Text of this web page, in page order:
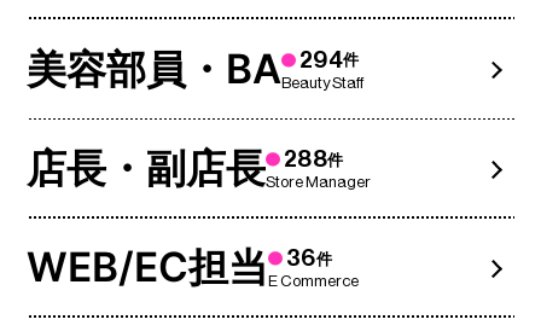
美容部員・BA 294件
Beauty Staff
店長・副店長 288件
Store Manager
WEB/EC担当 36件
E Commerce